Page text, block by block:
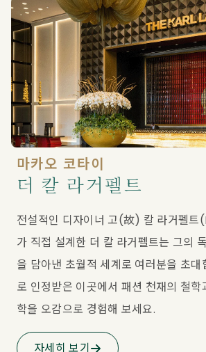
마카오 코타이
더 칼 라거펠트
전설적인 디자이너 고(故) 칼 라거펠
가 직접 설계한 더 칼 라거펠트는 그의
을 담아낸 초월적 세계로 여러분을 초대
로 인정받은 이곳에서 패션 천재의 철학
학을 오감으로 경험해 보세요.
자세히 보기